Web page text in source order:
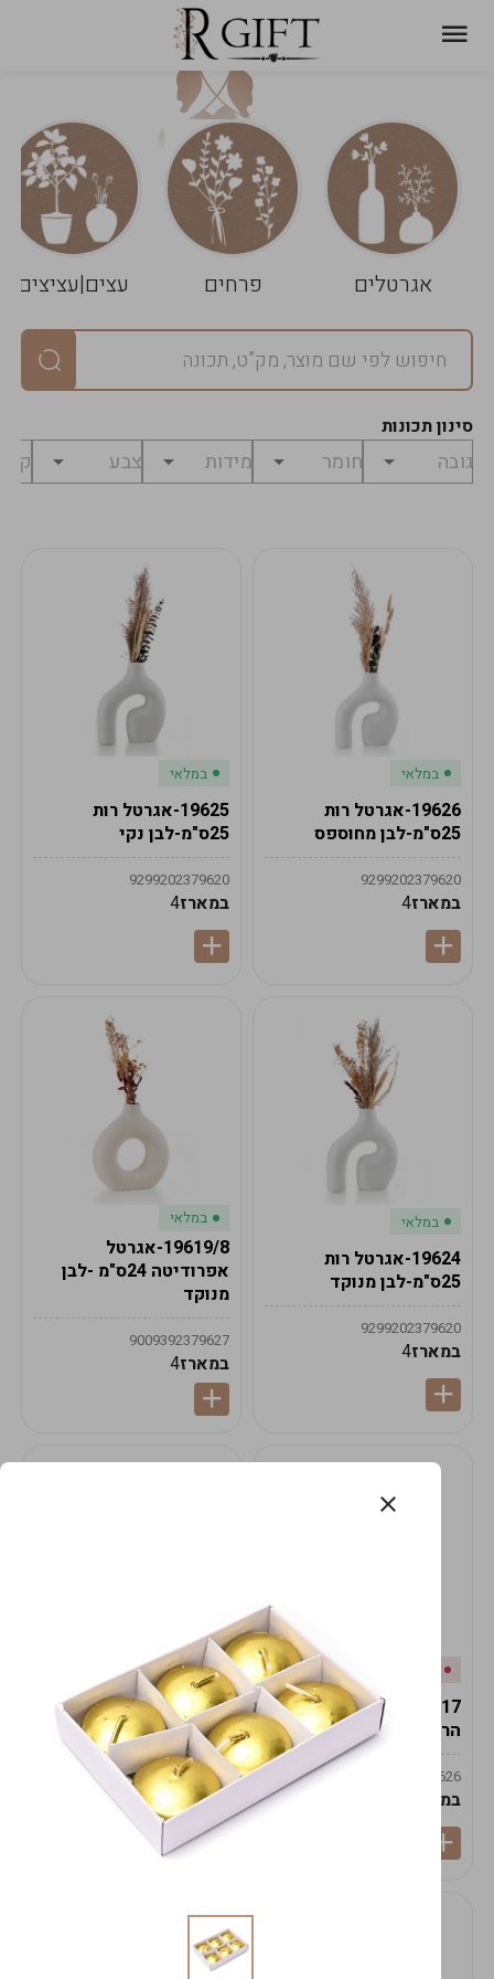
אגרטלים פרחים עצים|עציצים
סינון תכונות
במלאי
19626-אגרטל רות
25ס"מ-לבן מחוספס
9299202379620
במארז4
במלאי
19625-אגרטל רות
25ס"מ-לבן נקי
9299202379620
במארז4
במלאי
19624-אגרטל רות
25ס"מ-לבן מנוקד
9299202379620
במארז4
במלאי
19619/8-אגרטל
אפרודיטה 24ס"מ -לבן
מנוקד
9009392379627
במארז4
19617-2/17-אגרטל
הרמס 19ס"מ -לבן נקי
9009492379626
במארז
במלאי
19617/6-אגרטל הרמס
19ס"מ -לבן מנוקד
9009492379626
במארז 6
עגלת
שלך
ניקוי
הסל
במארז
מחיר
לפני
₪0
לתשלום